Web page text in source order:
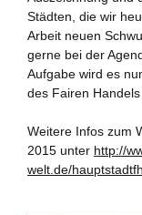
Städten, die wir
Arbeit neuen
gerne bei der
Aufgabe wird es
des Fairen
Weitere Infos zum
2015 unter http://
welt.de/